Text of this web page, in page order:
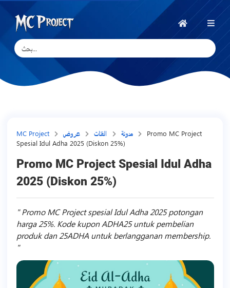
الرئيسية
MC Project مدونة الفئات عروض
Promo MC Project
Spesial Idul Adha 2025 (Diskon 25%)
Promo MC Project Spesial Idul Adha
2025 (Diskon 25%)
Promo MC Project spesial Idul Adha 2025 potongan
harga 25%. Kode kupon ADHA25 untuk pembelian
produk dan 25ADHA untuk berlangganan membership.
Project
Official
Store
متجر
وخدمات
العمل
الحر